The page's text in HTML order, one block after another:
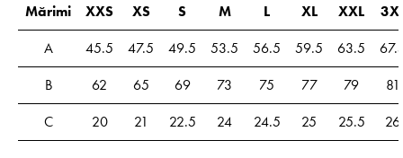
Mărimi XXS XS S M L XL XXL
A
45.5 47.5 49.5 53.5 56.5 59.5 63.5
B
62 65 69 73 75 77 79
81
C
20 21 22.5 24 24.5 25 25.5 26